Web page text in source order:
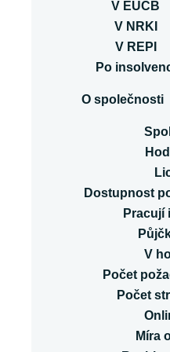
V EUCB
V NRKI
V REPI
Po
O společnosti
Dostupnost
Pracují
V
Počet
Počet
Míra